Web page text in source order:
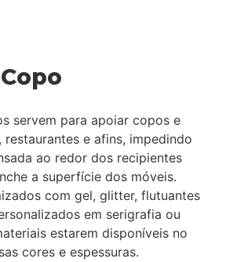
servem para apoiar copos e
restaurantes e afins, impedindo
ao redor dos recipientes
a superfície dos móveis.
com gel, glitter, flutuantes
em serigrafia ou
estarem disponíveis no
cores e espessuras.